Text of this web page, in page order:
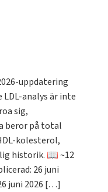
uppdatering
analys är inte
sig,
beror på total
kolesterol,
historik. 📖 ~12
26 juni
juni 2026 […]